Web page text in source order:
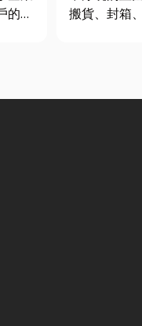
的調
搬貨、封箱